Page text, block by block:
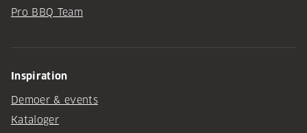
Pro BBQ Team
Inspiration
Demoer & events
Kataloger